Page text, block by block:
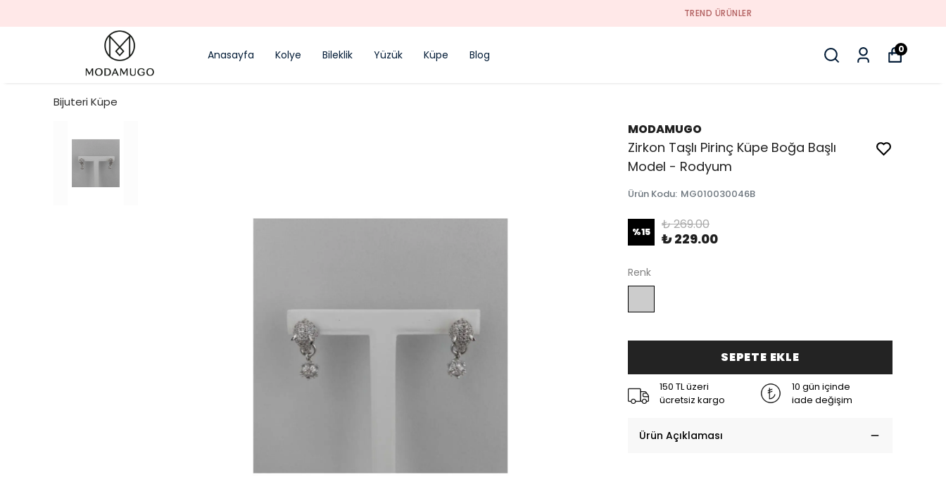
Anasayfa Kolye Bileklik Yüzük Küpe Blog 0
Bijuteri Küpe
MODAMUGO
Zirkon Taşlı Pirinç Küpe Boğa Başlı
Model - Rodyum
Ürün Kodu: MG010030046B
%15 ₺ 269.00
₺ 229.00
Renk
SEPETE EKLE
150 TL üzeri
ücretsiz kargo
10 gün içinde
iade değişim
Ürün Açıklaması